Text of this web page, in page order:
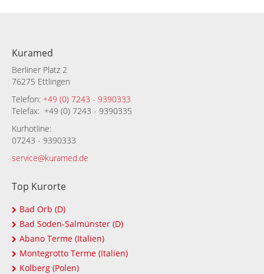
Kuramed
Berliner Platz 2
76275 Ettlingen
Telefon: +49 (0) 7243 - 9390333
Telefax: +49 (0) 7243 - 9390335
Kurhotline:
07243 - 9390333
service@kuramed.de
Top Kurorte
Bad Orb (D)
Bad Soden-Salmünster (D)
Abano Terme (Italien)
Montegrotto Terme (Italien)
Kolberg (Polen)